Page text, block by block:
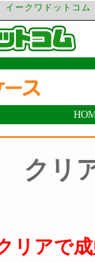
イークワドットコム
クリ
リアで